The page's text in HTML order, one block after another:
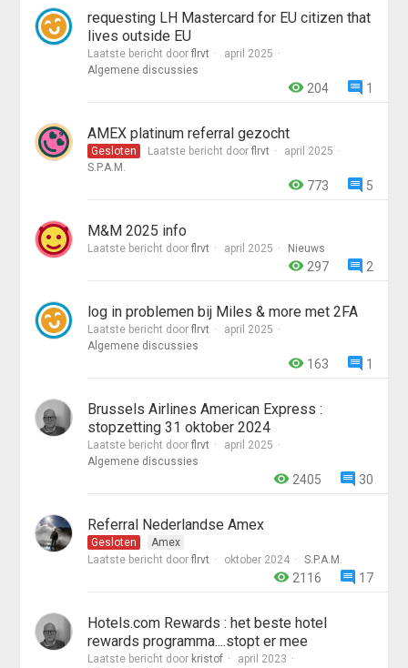
requesting LH Mastercard for EU citizen that
lives outside EU
Laatste bericht doorflrvt
april 2025
Algemene discussies
1
204
AMEX platinum referral gezocht
Gesloten Laatste bericht doorflrvt
april 2025
S.P.A.M.
5
773
M&M 2025 info
Laatste bericht doorflrvt april 2025 Nieuws
2
297
log in problemen bij Miles & more met 2FA
Laatste bericht doorflrvt
april 2025
Algemene discussies
1
163
Brussels Airlines American Express :
stopzetting 31 oktober 2024
Laatste bericht doorflrvt
april 2025
Algemene discussies
30
2405
Referral Nederlandse Amex
Gesloten
Amex
Laatste bericht doorflrvt oktober 2024 S.P.A.M.
17
2116
Hotels.com Rewards : het beste hotel
rewards programma....stopt er mee
Laatste bericht door kristof
april 2023